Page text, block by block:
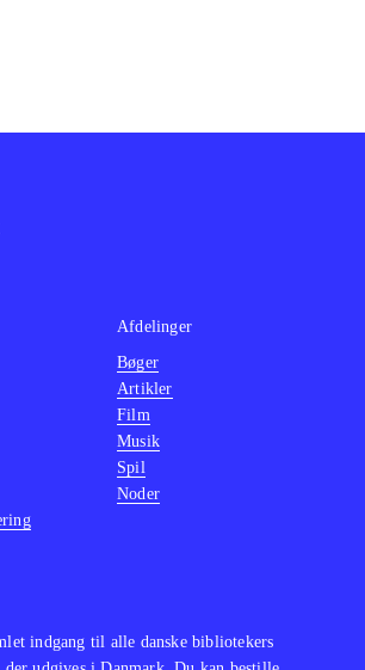
indgang til alle danske bibliotekers
Afdelinger
Bøger
Artikler
Film
Musik
Spil
Noder